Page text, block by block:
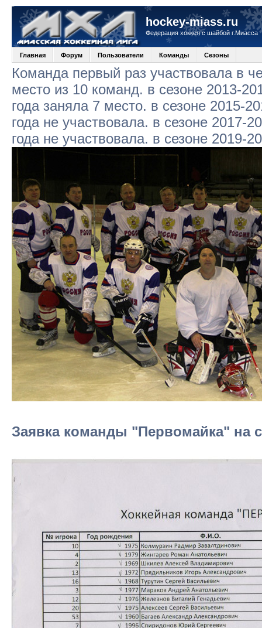
hockey-miass.ru
Федерация хоккея с шайбой г.Миасса
Главная Форум Пользователи Команды Сезоны
Команда первый раз участвовала в
место из 10 команд. в сезоне 2013-
года заняла 7 место. в сезоне 2015-
года не участвовала. в сезоне 2017-
года не участвовала. в сезоне 2019-
Заявка команды "Первомайка" на